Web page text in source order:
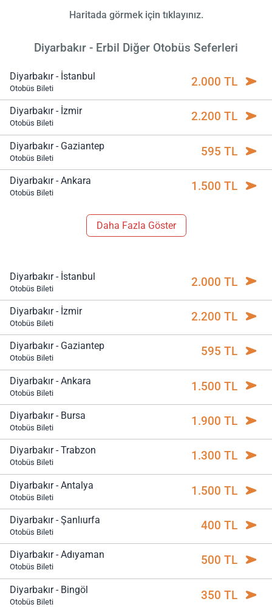
Haritada görmek için tıklayınız.
Diyarbakır - Erbil Diğer Otobüs Seferleri
Diyarbakır - İstanbul
Otobüs Bileti 2.000 TL
Diyarbakır - İzmir
Otobüs Bileti 2.200 TL
Diyarbakır - Gaziantep
Otobüs Bileti 595 TL
Diyarbakır - Ankara
Otobüs Bileti 1.500 TL
Daha Fazla Göster
Diyarbakır - İstanbul
Otobüs Bileti 2.000 TL
Diyarbakır - İzmir
Otobüs Bileti 2.200 TL
Diyarbakır - Gaziantep
Otobüs Bileti 595 TL
Diyarbakır - Ankara
Otobüs Bileti 1.500 TL
Diyarbakır - Bursa
Otobüs Bileti 1.900 TL
Diyarbakır - Trabzon
Otobüs Bileti 1.300 TL
Diyarbakır - Antalya
Otobüs Bileti 1.500 TL
Diyarbakır - Şanlıurfa
Otobüs Bileti 400 TL
Diyarbakır - Adıyaman
Otobüs Bileti 500 TL
Diyarbakır - Bingöl
Otobüs Bileti 350 TL